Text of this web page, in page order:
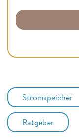
Stromspeicher
Ratgeber